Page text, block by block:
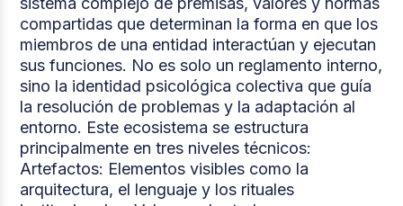
compartidas que determinan la forma en que los
miembros de una entidad interactúan y ejecutan
sus funciones. No es solo un reglamento interno,
sino la identidad psicológica colectiva que guía
la resolución de problemas y la adaptación al
entorno. Este ecosistema se estructura
principalmente en tres niveles técnicos:
Artefactos: Elementos visibles como la
arquitectura, el lenguaje y los rituales